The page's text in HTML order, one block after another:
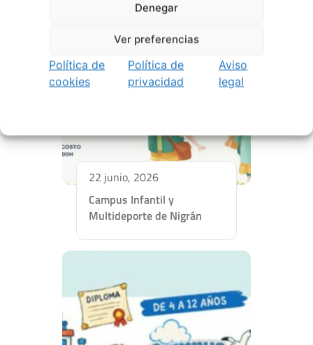
Denegar
Ver preferencias
Política de
cookies
Política de
privacidad
Aviso
legal
22 junio, 2026
Campus Infantil y
Multideporte de Nigrán